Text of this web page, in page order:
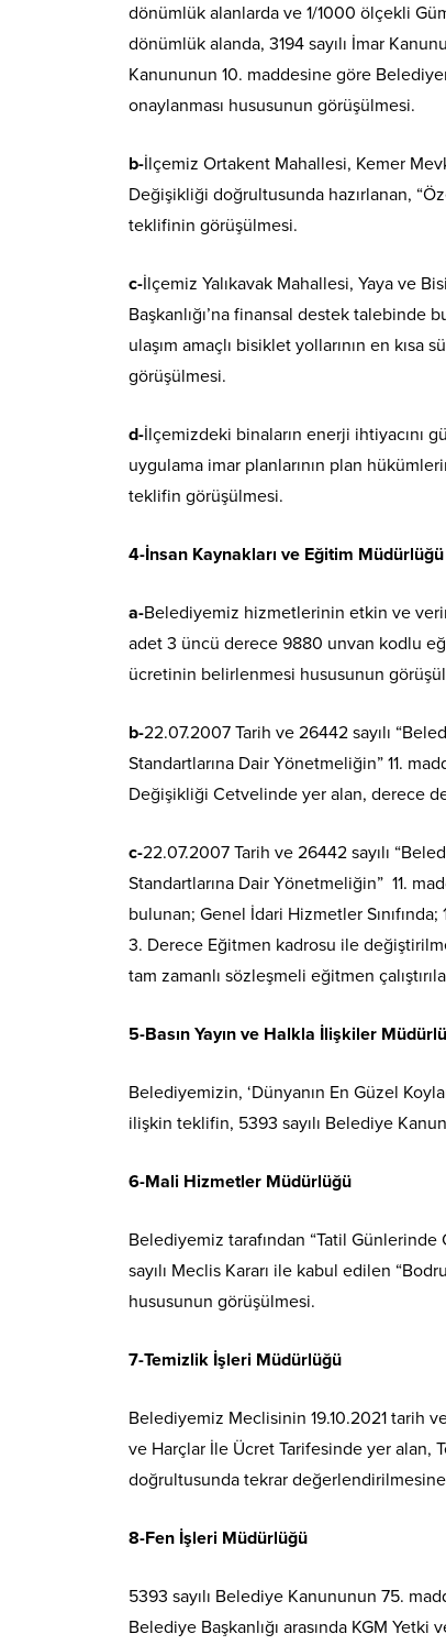
dönümlük alanlarda ve 1/1000 ölçekli
dönümlük alanda, 3194 sayılı İmar
Kanununun 10. maddesine göre
onaylanması hususunun görüşülmesi.
b-İlçemiz Ortakent Mahallesi, Kemer
Değişikliği doğrultusunda hazırlanan,
teklifinin görüşülmesi.
c-İlçemiz Yalıkavak Mahallesi, Yaya ve
Başkanlığı’na finansal destek
ulaşım amaçlı bisiklet yollarının en
görüşülmesi.
d-İlçemizdeki binaların enerji ihtiyacını
uygulama imar planlarının plan
teklifin görüşülmesi.
4-İnsan Kaynakları ve Eğitim Müdürlüğü
a-Belediyemiz hizmetlerinin etkin ve
adet 3 üncü derece 9880 unvan kodlu
ücretinin belirlenmesi hususunun
b-22.07.2007 Tarih ve 26442 sayılı
Standartlarına Dair Yönetmeliğin” 11.
Değişikliği Cetvelinde yer alan, derece
c-22.07.2007 Tarih ve 26442 sayılı
Standartlarına Dair Yönetmeliğin” 11.
bulunan; Genel İdari Hizmetler
3. Derece Eğitmen kadrosu ile
tam zamanlı sözleşmeli eğitmen
5-Basın Yayın ve Halkla İlişkiler
Belediyemizin, ‘Dünyanın En Güzel
ilişkin teklifin, 5393 sayılı Belediye
6-Mali Hizmetler Müdürlüğü
Belediyemiz tarafından “Tatil Günlerinde
sayılı Meclis Kararı ile kabul edilen
hususunun görüşülmesi.
7-Temizlik İşleri Müdürlüğü
Belediyemiz Meclisinin 19.10.2021 tarih
ve Harçlar İle Ücret Tarifesinde yer
doğrultusunda tekrar
8-Fen İşleri Müdürlüğü
5393 sayılı Belediye Kanununun 75.
Belediye Başkanlığı arasında KGM